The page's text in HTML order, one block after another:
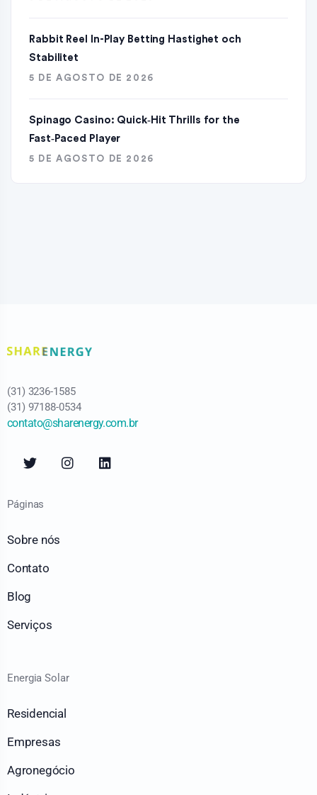
Rabbit Reel In-Play Betting Hastighet och
Stabilitet
5 DE AGOSTO DE 2026
Spinago Casino: Quick‑Hit Thrills for the
Fast‑Paced Player
5 DE AGOSTO DE 2026
(31) 3236-1585
(31) 97188-0534
contato@sharenergy.com.br
Páginas
Sobre nós
Contato
Blog
Serviços
Energia Solar
Residencial
Empresas
Agronegócio